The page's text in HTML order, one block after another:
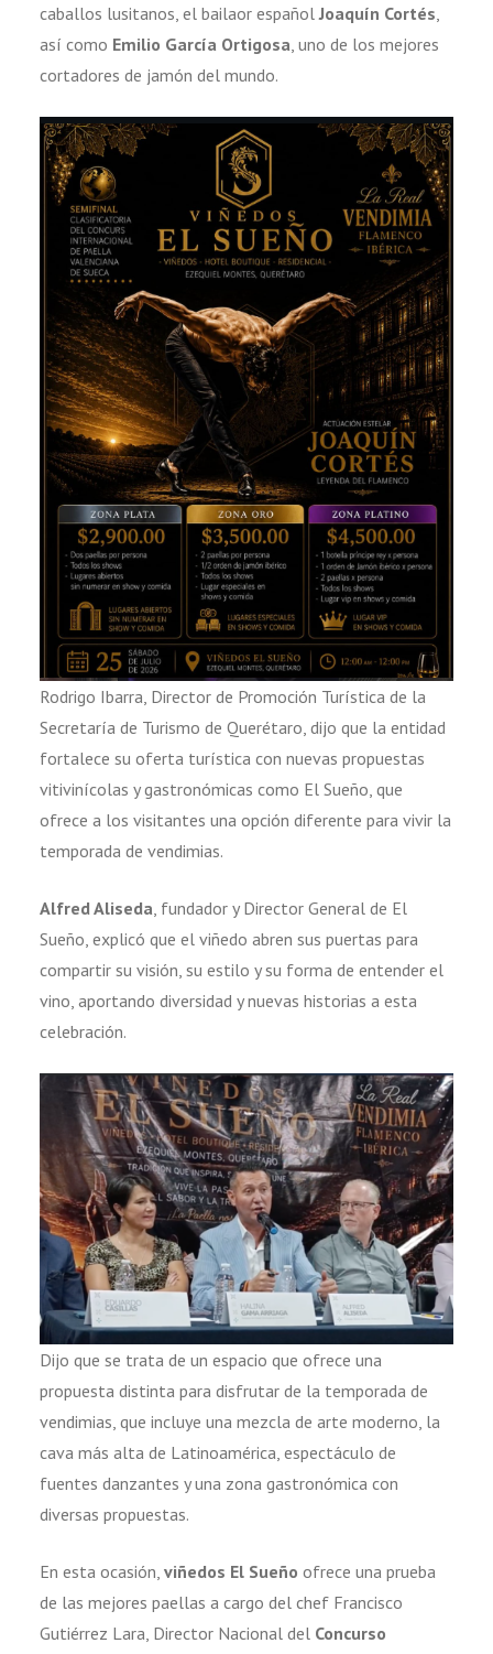
caballos lusitanos, el bailaor españolJoaquín Cortés,
así como Emilio García Ortigosa, uno de los mejores
cortadores de jamón del mundo.
Rodrigo Ibarra, Director de Promoción Turística de la
Secretaría de Turismo de Querétaro, dijo que la entidad
fortalece su oferta turística con nuevas propuestas
vitivinícolas y gastronómicas como El Sueño, que
ofrece a los visitantes una opción diferente para vivir la
temporada de vendimias.
Alfred Aliseda, fundador y Director General de El
Sueño, explicó que el viñedo abren sus puertas para
compartir su visión, su estilo y su forma de entender el
vino, aportando diversidad y nuevas historias a esta
celebración.
Dijo que se trata de un espacio que ofrece una
propuesta distinta para disfrutar de la temporada de
vendimias, que incluye una mezcla de arte moderno, la
cava más alta de Latinoamérica, espectáculo de
fuentes danzantes y una zona gastronómica con
diversas propuestas.
En esta ocasión, viñedos El Sueño ofrece una prueba
de las mejores paellas a cargo del chef Francisco
Gutiérrez Lara, Director Nacional del Concurso